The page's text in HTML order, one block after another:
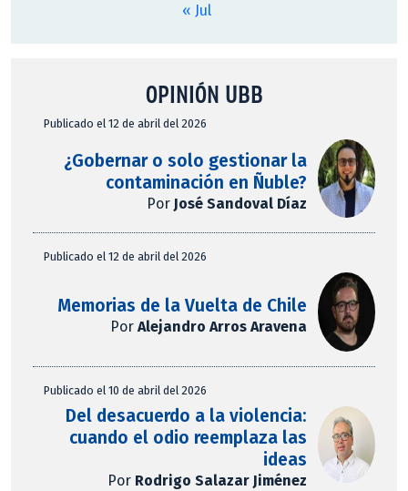
« Jul
OPINIÓN UBB
Publicado el 12 de abril del 2026
¿Gobernar o solo gestionar la
contaminación en Ñuble?
Por José Sandoval Díaz
Publicado el 12 de abril del 2026
Memorias de la Vuelta de Chile
PorAlejandro Arros Aravena
Publicado el 10 de abril del 2026
Del desacuerdo a la violencia:
cuando el odio reemplaza las
ideas
Por Rodrigo Salazar Jiménez